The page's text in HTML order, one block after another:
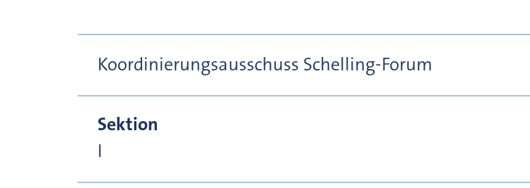
Koordinierungsausschuss Schelling-Forum
Sektion
I